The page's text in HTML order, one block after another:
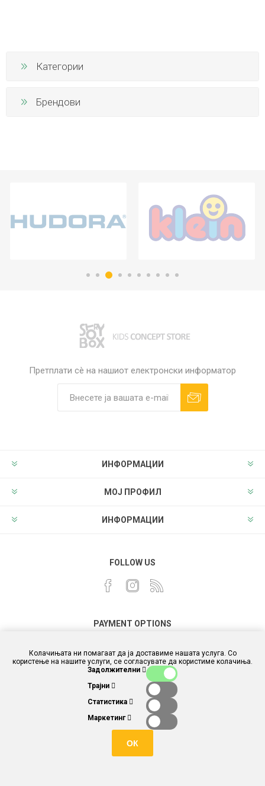
Категории
Брендови
Претплати сè на нашиот електронски информатор
ИНФОРМАЦИИ
МОЈ ПРОФИЛ
ИНФОРМАЦИИ
FOLLOW US
PAYMENT OPTIONS
Колачињата ни помагаат да ја доставиме нашата услуга. Со
користење на нашите услуги, се согласувате да користиме колачиња.
Задолжителни
Трајни
Статистика
Маркетинг
ОК